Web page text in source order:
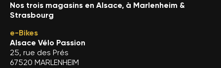
Nos trois magasins en Alsace, à Marlenheim &
Strasbourg
e-Bikes
Alsace Vélo Passion
25, rue des Prés
67520 MARLENHEIM